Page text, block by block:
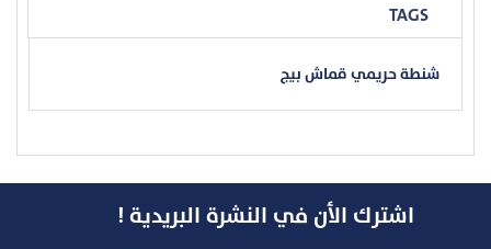
TAGS
شنطة حريمي قماش بيج
اشترك الأن في النشرة البريدية !